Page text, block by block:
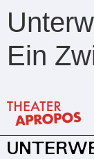
Ein